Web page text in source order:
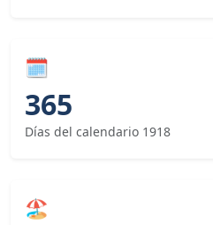
🗓
365
Días del calendario 1918
🏖